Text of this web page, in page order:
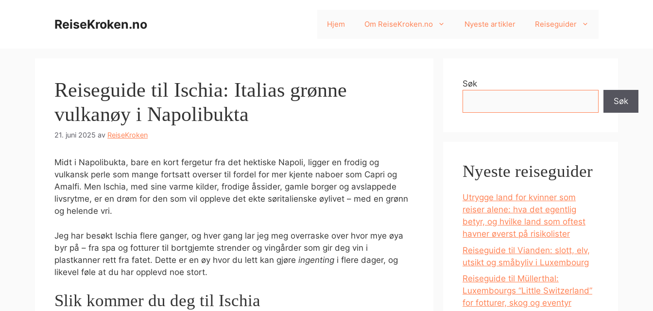
ReiseKroken.no Hjem Om ReiseKroken.no Nyeste artikler Reiseguider
Reiseguide til Ischia: Italias grønne
vulkanøy i Napolibukta
21. juni 2025 av ReiseKroken
Midt i Napolibukta, bare en kort fergetur fra det hektiske Napoli, ligger en frodig og
vulkansk perle som mange fortsatt overser til fordel for mer kjente naboer som Capri og
Amalfi. Men Ischia, med sine varme kilder, frodige åssider, gamle borger og avslappede
livsrytme, er en drøm for den som vil oppleve det ekte søritalienske øylivet – med en grønn
og helende vri.
Jeg har besøkt Ischia flere ganger, og hver gang lar jeg meg overraske over hvor mye øya
byr på – fra spa og fotturer til bortgjemte strender og vingårder som gir deg vin i
plastkanner rett fra fatet. Dette er en øy hvor du lett kan gjøre ingenting i flere dager, og
likevel føle at du har opplevd noe stort.
Slik kommer du deg til Ischia
Søk
Søk
Nyeste reiseguider
Utrygge land for kvinner som
reiser alene: hva det egentlig
betyr, og hvilke land som oftest
havner øverst på risikolister
Reiseguide til Vianden: slott, elv,
utsikt og småbyliv i Luxembourg
Reiseguide til Müllerthal:
Luxembourgs “Little Switzerland”
for fotturer, skog og eventyr